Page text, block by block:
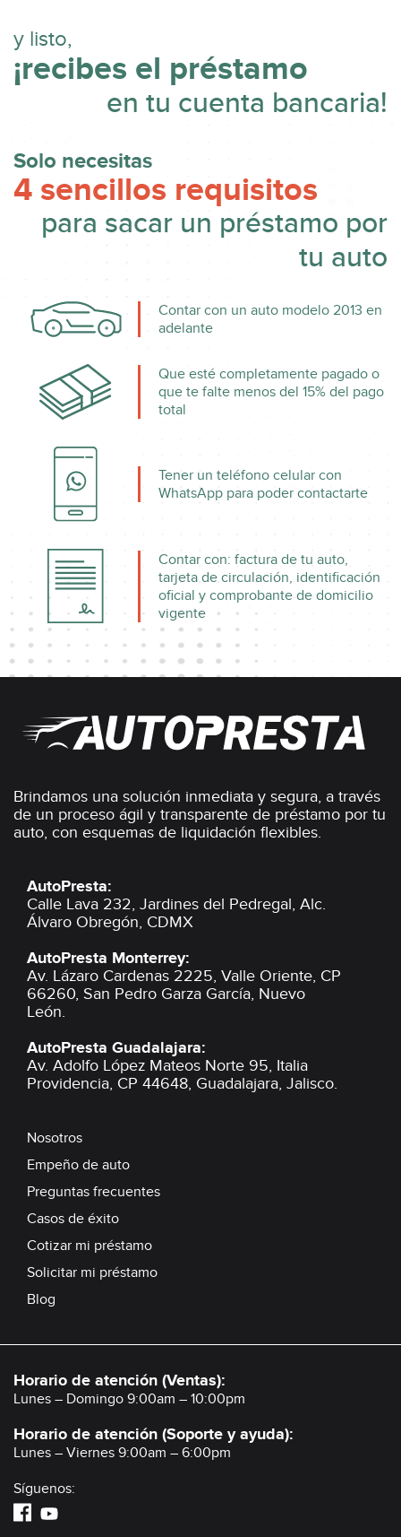
y listo,
¡recibes el préstamo
en tu cuenta bancaria!
Solo necesitas
4 sencillos requisitos
para sacar un préstamo por
tu auto
Contar con un auto modelo 2013 en
adelante
Que esté completamente pagado o
que te falte menos del 15% del pago
total
Tener un teléfono celular con
WhatsApp para poder contactarte
Contar con: factura de tu auto,
tarjeta de circulación, identificación
oficial y comprobante de domicilio
vigente
Brindamos una solución inmediata y segura, a través
de un proceso ágil y transparente de préstamo por tu
auto, con esquemas de liquidación flexibles.
AutoPresta:
Calle Lava 232, Jardines del Pedregal, Alc.
Álvaro Obregón, CDMX
AutoPresta Monterrey:
Av. Lázaro Cardenas 2225, Valle Oriente, CP
66260, San Pedro Garza García, Nuevo
León.
AutoPresta Guadalajara:
Av. Adolfo López Mateos Norte 95, Italia
Providencia, CP 44648, Guadalajara, Jalisco.
Nosotros
Empeño de auto
Preguntas frecuentes
Casos de éxito
Cotizar mi préstamo
Solicitar mi préstamo
Blog
Horario de atención (Ventas):
Lunes – Domingo 9:00am – 10:00pm
Horario de atención (Soporte y ayuda):
Lunes – Viernes 9:00am – 6:00pm
Síguenos: